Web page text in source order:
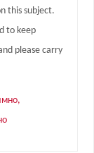
this subject.
to keep
please carry